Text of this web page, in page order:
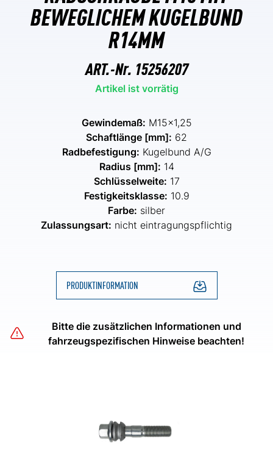
BEWEGLICHEM KUGELBUND
R14MM
ART.-Nr. 15256207
Artikel ist vorrätig
Gewindemaß: M15x1,25
Schaftlänge [mm]: 62
Radbefestigung: Kugelbund A/G
Radius [mm]: 14
Schlüsselweite: 17
Festigkeitsklasse: 10.9
Farbe: silber
Zulassungsart: nicht eintragungspflichtig
PRODUKTINFORMATION
Bitte die zusätzlichen Informationen und
fahrzeugspezifischen Hinweise beachten!